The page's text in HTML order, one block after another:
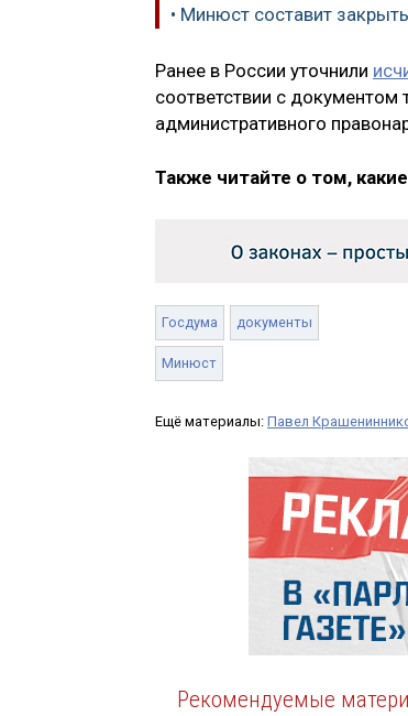
• Минюст составит
Ранее в России уточнили
соответствии с документом
административного
Также читайте о том,
Госдума документы
Минюст
Ещё материалы: Павел
Рекомендуемые